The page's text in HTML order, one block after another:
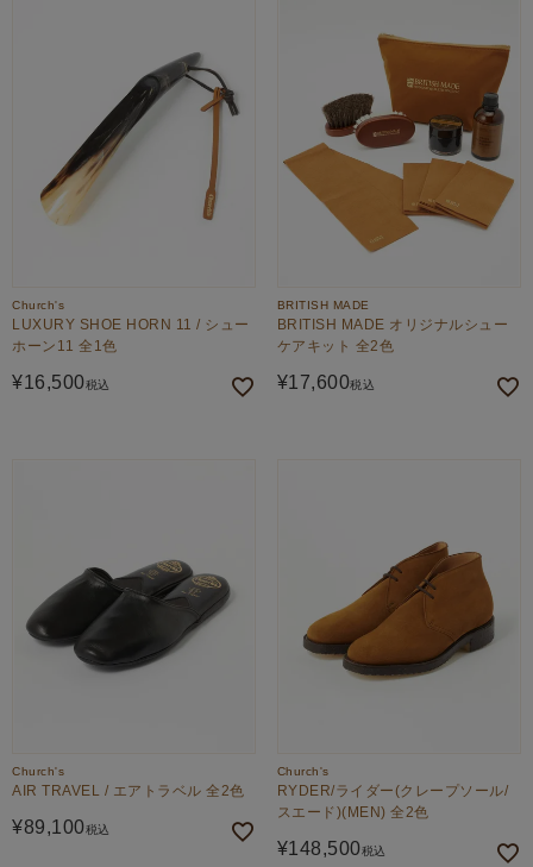
Church's
LUXURY SHOE HORN 11 / シュー
ホーン11 全1色
¥16,500税込
BRITISH MADE
BRITISH MADE オリジナルシュー
ケアキット 全2色
¥17,600税込
Church's
AIR TRAVEL / エアトラベル 全2色
¥89,100税込
Church's
RYDER/ライダー(クレープソール/
スエード)(MEN) 全2色
¥148,500税込